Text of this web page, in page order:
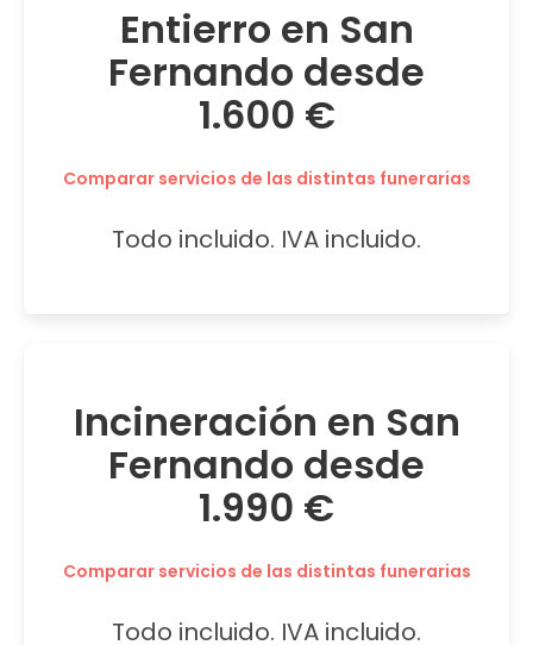
Entierro en San
Fernando desde
1.600 €
Comparar servicios de las distintas funerarias
Todo incluido. IVA incluido.
Incineración en San
Fernando desde
1.990 €
Comparar servicios de las distintas funerarias
Todo incluido. IVA incluido.